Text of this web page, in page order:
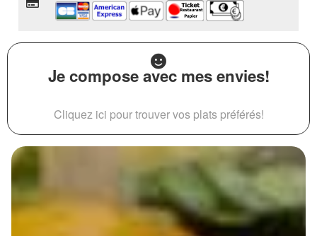
Je compose avec mes envies!
Cliquez ici pour trouver vos plats préférés!